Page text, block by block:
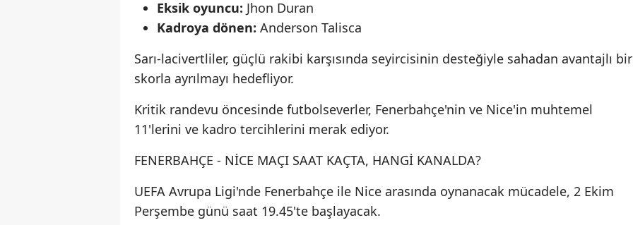
Eksik oyuncu: Jhon Duran
Kadroya dönen: Anderson Talisca
Sarı-lacivertliler, güçlü rakibi karşısında seyircisinin desteğiyle sahadan avantajlı bir
skorla ayrılmayı hedefliyor.
Kritik randevu öncesinde futbolseverler, Fenerbahçe'nin ve Nice'in muhtemel
11'lerini ve kadro tercihlerini merak ediyor.
FENERBAHÇE - NİCE MAÇI SAAT KAÇTA, HANGİ KANALDA?
UEFA Avrupa Ligi'nde Fenerbahçe ile Nice arasında oynanacak mücadele, 2 Ekim
Perşembe günü saat 19.45'te başlayacak.